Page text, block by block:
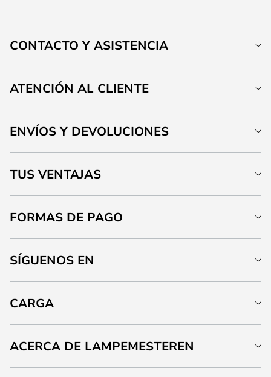
CONTACTO Y ASISTENCIA
ATENCIÓN AL CLIENTE
ENVÍOS Y DEVOLUCIONES
TUS VENTAJAS
FORMAS DE PAGO
SÍGUENOS EN
CARGA
ACERCA DE LAMPEMESTEREN